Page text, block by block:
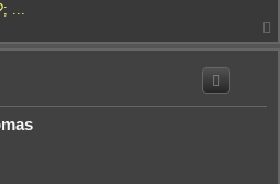
...
r